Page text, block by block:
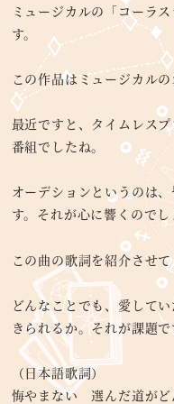
ミュージカルの「コーラ
す。
この作品はミュージカル
最近ですと、タイムレス
番組でしたね。
オーデションというのは
す。それが心に響くので
この曲の歌詞を紹介させ
どんなことでも、愛して
きられるか。それが課題で
（日本語歌詞）
悔やまない 選んだ道が